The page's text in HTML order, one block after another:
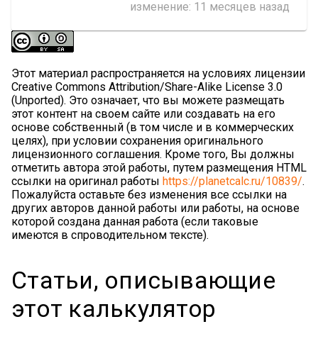
изменение: 11 месяцев назад
Этот материал распространяется на условиях лицензии
Creative Commons Attribution/Share-Alike License 3.0
(Unported). Это означает, что вы можете размещать
этот контент на своем сайте или создавать на его
основе собственный (в том числе и в коммерческих
целях), при условии сохранения оригинального
лицензионного соглашения. Кроме того, Вы должны
отметить автора этой работы, путем размещения HTML
ссылки на оригинал работы https://planetcalc.ru/10839/.
Пожалуйста оставьте без изменения все ссылки на
других авторов данной работы или работы, на основе
которой создана данная работа (если таковые
имеются в спроводительном тексте).
Статьи, описывающие
этот калькулятор